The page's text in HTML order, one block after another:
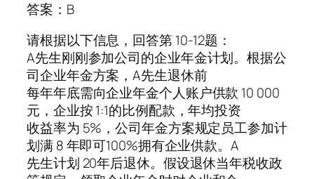
答案：B
请根据以下信息，回答第 10-12题：
A先生刚刚参加公司的企业年金计划。根据公
司企业年金方案，A先生退休前
每年年底需向企业年金个人账户供款 10 000
元，企业按 1:1的比例配款，年均投资
收益率为 5%，公司年金方案规定员工参加计
划满 8 年即可100%拥有企业供款。A
先生计划 20年后退休。假设退休当年税收政